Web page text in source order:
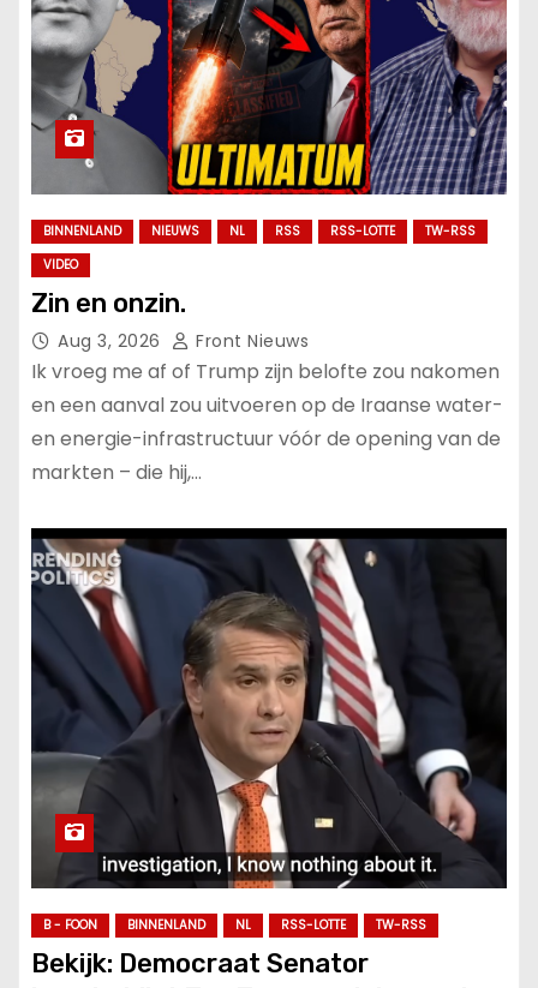
BINNENLAND NIEUWS NL RSS RSS-LOTTE
TW-RSS
VIDEO
Zin en onzin.
Aug 3, 2026 Front Nieuws
Ik vroeg me af of Trump zijn belofte zou nakomen
en een aanval zou uitvoeren op de Iraanse water-
en energie-infrastructuur vóór de opening van de
markten – die hij,…
B - FOON BINNENLAND NL RSS-LOTTE TW-RSS
Bekijk: Democraat Senator